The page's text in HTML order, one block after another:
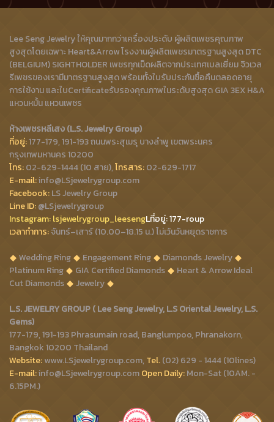
Lee Seng Jewelry ให้คุณมากกว่าเครื่องประดับ ผู้ผลิตเพชรคุณภาพ
สูงสุดโดยเฉพาะ Heart&Arrow โรงงานผู้ผลิตเพชรมาตรฐานสูงสุด DTC
(BELGIUM) SIGHTHOLDER เพชรทุกเม็ดผลิตจากประเทศเบลเยี่ยม จิวเวล
รีเพชรของเรามีมาตรฐานสูงสุด พร้อมทั้งใบรับประกันซื้อคืนตลอดอายุ
การใช้งาน และใบCertificateรับรองคุณภาพในระดับสูงสุด GIA 3EX H&A
แหวนหมั้น แหวนเพชร
ห้างเพชรหลีเสง (L.S. Jewelry Group)
ที่อยู่:177-179, 191-193 ถนนพระสุเมรุ บางลำพู เขตพระนคร
กรุงเทพมหานคร 10200
โทร:02-629-1444 (10 สาย),โทรสาร:02-629-1717
E-mail:info@LSjewelrygroup.com
Facebook:LS Jewelry Group
Line ID:@LSjewelrygroup
Instagram:lsjewelrygroup_leesengLที่อยู่: 177-roup
เวลาทำการ:จันทร์–เสาร์ (10.00–18.15 น.) ไม่เว้นวันหยุดราชการ
Wedding Ring
Engagement Ring
Diamonds Jewelry
Platinum Ring
GIA Certified Diamonds
Heart & Arrow Ideal
Cut Diamonds
Jewelry
L.S. JEWELRY GROUP ( Lee Seng Jewelry, L.S Oriental Jewelry, L.S.
Gems)
177-179, 191-193 Phrasumain road, Banglumpoo, Phranakorn,
Bangkok 10200 Thailand
Website:www.LSjewelrygroup.com, Tel.(02) 629 - 1444 (10lines)
E-mail:info@LSjewelrygroup.comOpen Daily:Mon-Sat (10AM. -
6.15PM.)